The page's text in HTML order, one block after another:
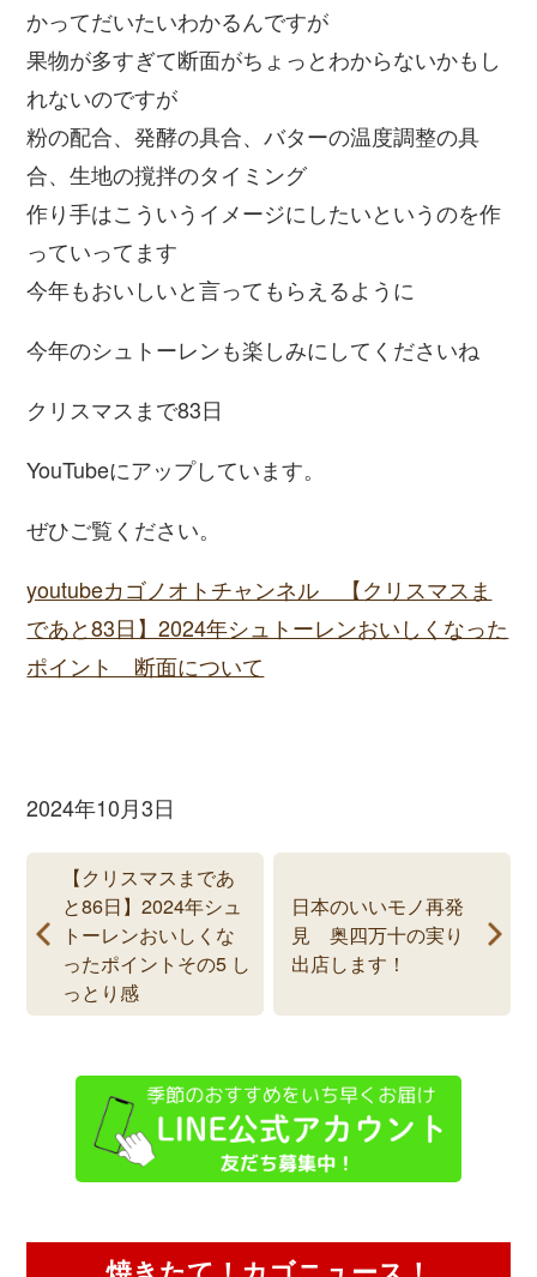
かってだいたいわかるんですが
果物が多すぎて断面がちょっとわからないかもし
れないのですが
粉の配合、発酵の具合、バターの温度調整の具
合、生地の撹拌のタイミング
作り手はこういうイメージにしたいというのを作
っていってます
今年もおいしいと言ってもらえるように
今年のシュトーレンも楽しみにしてくださいね
クリスマスまで83日
YouTubeにアップしています。
ぜひご覧ください。
youtubeカゴノオトチャンネル 【クリスマスま
であと83日】2024年シュトーレンおいしくなった
ポイント 断面について
2024年10月3日
【クリスマスまであ
と86日】2024年シュ
トーレンおいしくな
ったポイントその5 し
っとり感
日本のいいモノ再発
見 奥四万十の実り
出店します！